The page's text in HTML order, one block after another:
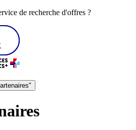
de recherche d'offres ?